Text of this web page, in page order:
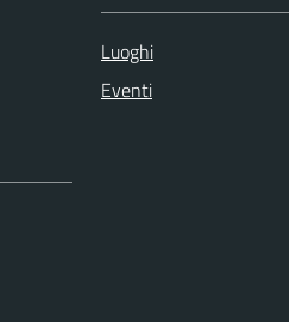
Luoghi
Eventi